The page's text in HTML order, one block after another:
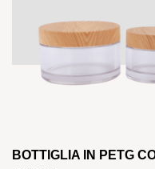
BOTTIGLIA IN PETG